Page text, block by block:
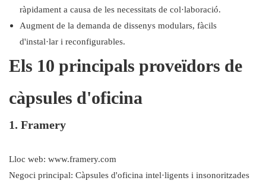
ràpidament a causa de les necessitats de col·laboració.
Augment de la demanda de dissenys modulars, fàcils
d'instal·lar i reconfigurables.
Els 10 principals proveïdors de
càpsules d'oficina
1. Framery
Lloc web: www.framery.com
Negoci principal: Càpsules d'oficina intel·ligents i insonoritzades